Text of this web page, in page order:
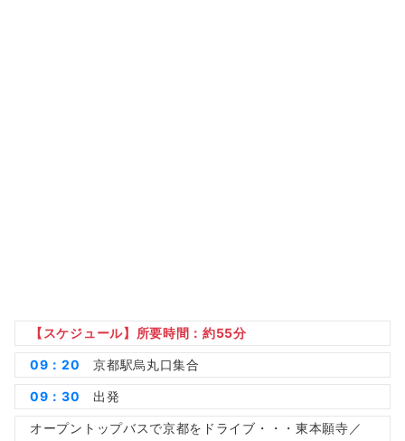
【スケジュール】所要時間：約55分
09：20 京都駅烏丸口集合
09：30 出発
オープントップバスで京都をドライブ・・・東本願寺／